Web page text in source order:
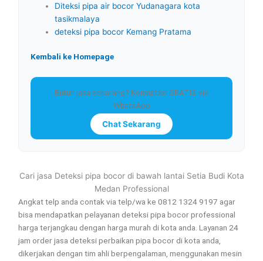
Diteksi pipa air bocor Yudanagara kota
tasikmalaya
deteksi pipa bocor Kemang Pratama
Kembali ke Homepage
Butuh jasa sekarang? Konsultasi GRATIS via
WhatsApp
Chat Sekarang
Cari jasa Deteksi pipa bocor di bawah lantai Setia Budi Kota
Medan Professional
Angkat telp anda contak via telp/wa ke 0812 1324 9197 agar
bisa mendapatkan pelayanan deteksi pipa bocor professional
harga terjangkau dengan harga murah di kota anda. Layanan 24
jam order jasa deteksi perbaikan pipa bocor di kota anda,
dikerjakan dengan tim ahli berpengalaman, menggunakan mesin